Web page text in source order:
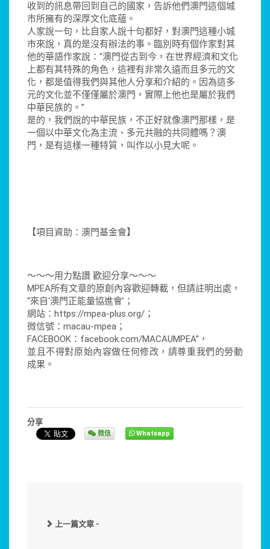
收到的訊息帶回到自己的國家，告訴他們澳門這個城
市所擁有的深厚文化底蘊。
人家說一句，比自家人說十句都好，對澳門這種小城
市來說，真的是沒有辦法的事。臨別時有個作家對其
他的華語作家說：“澳門從古到今，在世界經濟和文化
上都有其特殊的角色，這裡有非常久遠而且多元的文
化，都是值得我們與其他人分享和介紹的。因為這多
元的文化並不僅僅屬於澳門，實際上他也是屬於我們
中華民族的。”
是的，我們說的中華民族，不正好就像澳門那樣，是
一個以中華文化為主流、多元共融的共同體嗎？澳
門，是有這樣一種特質，叫作以小見大呢。
【項目資助：澳門基金會】
～～～用力點讚 歡迎分享～～～
MPEA所有文章的原創內容歡迎轉載，但請註明出處，
“來自‘澳門正能量協進會’；
網站：https://mpea-plus.org/；
微信號：macau-mpea；
FACEBOOK：facebook.com/MACAUMPEA”，
並且不得對原始內容做任何修改，請尊重我們的勞動
成果。
分享
微信 Whatsapp
上一篇文章 -